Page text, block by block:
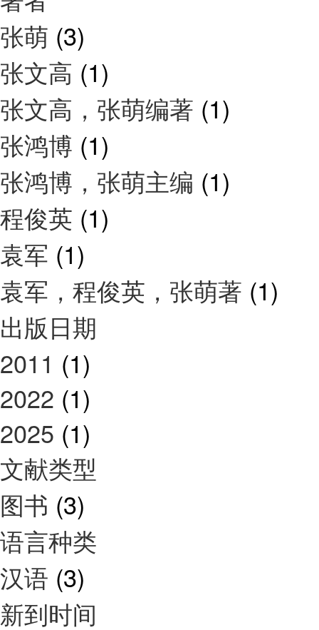
张萌 (3)
张文高 (1)
张文高，张萌编著 (1)
张鸿博 (1)
张鸿博，张萌主编 (1)
程俊英 (1)
袁军 (1)
袁军，程俊英，张萌著 (1)
出版日期
2011 (1)
2022 (1)
2025 (1)
文献类型
图书 (3)
语言种类
汉语 (3)
新到时间